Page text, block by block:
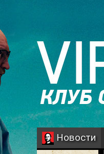
Новости